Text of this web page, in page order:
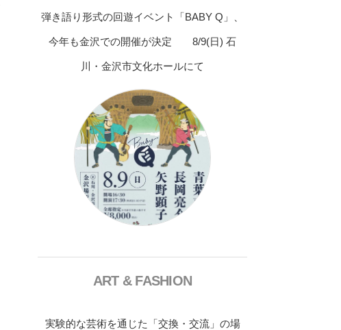
弾き語り形式の回遊イベント「BABY Q」、
今年も金沢での開催が決定 8/9(日) 石
川・金沢市文化ホールにて
ART & FASHION
実験的な芸術を通じた「交換・交流」の場